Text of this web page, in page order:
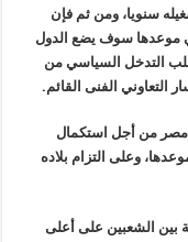
سنويا، ومن ثم فإن
موعدها سوف يضع الدول
التدخل السياسي من
التعاوني الفنى القائم.
مع مصر من أجل استكمال
وعلى التزام بلاده
بين الشعبين على أعلى